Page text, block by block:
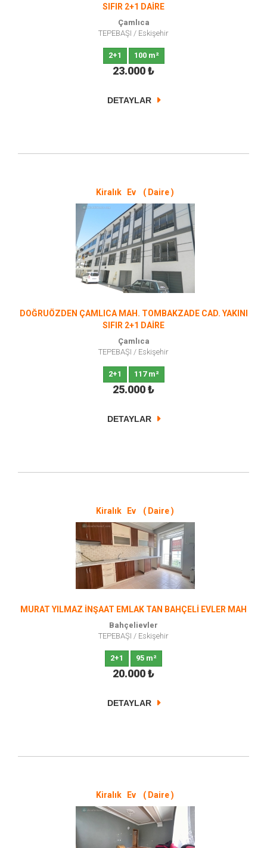
SIFIR 2+1 DAİRE
Çamlıca
TEPEBAŞI / Eskişehir
2+1 100 m²
23.000₺
DETAYLAR
Kiralık Ev ( Daire )
DOĞRUÖZDEN ÇAMLICA MAH. TOMBAKZADE CAD. YAKINI
SIFIR 2+1 DAİRE
Çamlıca
TEPEBAŞI / Eskişehir
2+1 117 m²
25.000₺
DETAYLAR
Kiralık Ev ( Daire )
MURAT YILMAZ İNŞAAT EMLAK TAN BAHÇELİ EVLER MAH
Bahçelievler
TEPEBAŞI / Eskişehir
2+1 95 m²
20.000₺
DETAYLAR
Kiralık Ev ( Daire )